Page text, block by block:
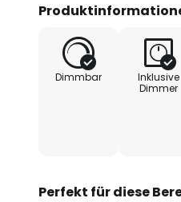
was
Dimmbar
Inklusive
Dimmer
Perfekt für diese